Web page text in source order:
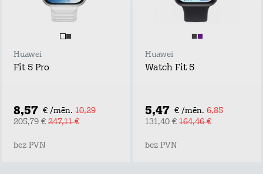
Huawei
Fit 5 Pro
8,57 € /mēn. 10,29
205,79 € 247,11 €
bez PVN
Huawei
Watch Fit 5
5,47 € /mēn. 6,85
131,40 € 164,46 €
bez PVN